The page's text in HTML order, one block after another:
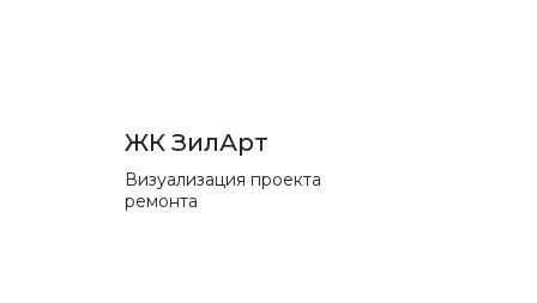
ЖК ЗилАрт
Визуализация проекта
ремонта